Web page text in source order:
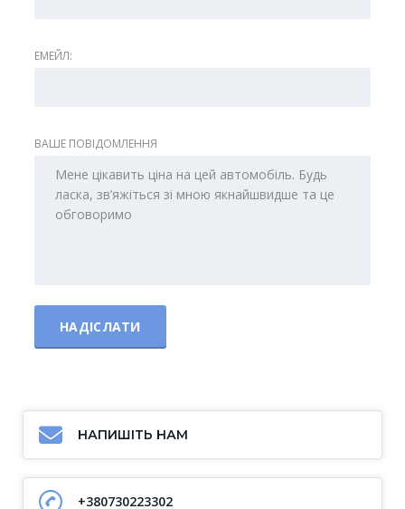
ЕМЕЙЛ:
ВАШЕ ПОВІДОМЛЕННЯ
НАПИШІТЬ НАМ
+380730223302